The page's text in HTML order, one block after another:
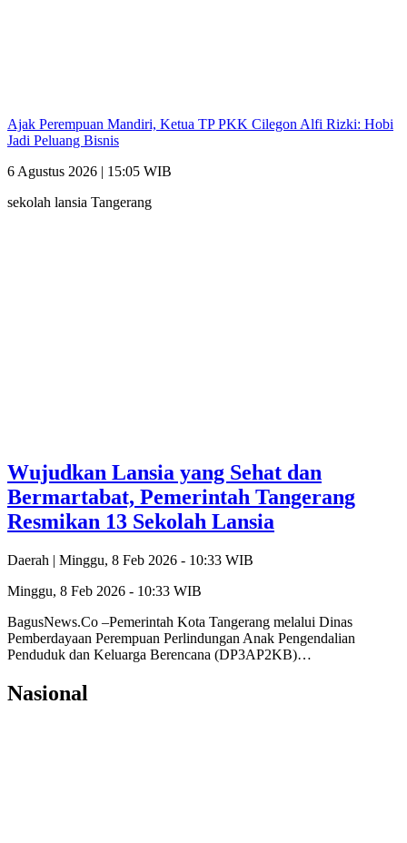
Ajak Perempuan Mandiri, Ketua TP PKK Cilegon Alfi Rizki: Hobi
Jadi Peluang Bisnis
6 Agustus 2026 | 15:05 WIB
sekolah lansia Tangerang
Wujudkan Lansia yang Sehat dan
Bermartabat, Pemerintah Tangerang
Resmikan 13 Sekolah Lansia
Daerah | Minggu, 8 Feb 2026 - 10:33 WIB
Minggu, 8 Feb 2026 - 10:33 WIB
BagusNews.Co –Pemerintah Kota Tangerang melalui Dinas
Pemberdayaan Perempuan Perlindungan Anak Pengendalian
Penduduk dan Keluarga Berencana (DP3AP2KB)…
Nasional